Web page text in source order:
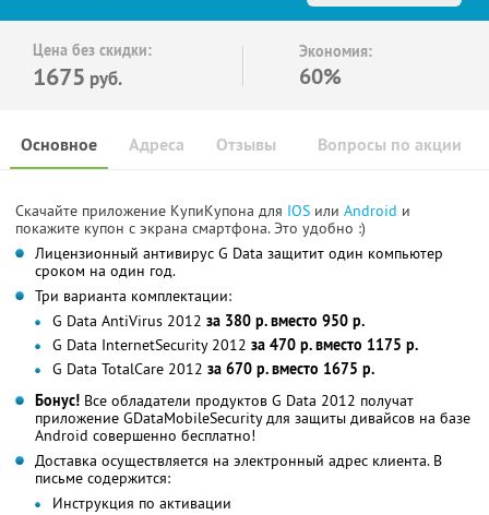
Цена без скидки:
1675 руб.
Экономия:
60%
Основное Отзывы Вопросы по акции
Адреса
Скачайте приложение КупиКупона для IOS или Android и
покажите купон с экрана смартфона. Это удобно :)
Лицензионный антивирус G Data защитит один компьютер
сроком на один год.
Три варианта комплектации:
G Data AntiVirus 2012 за 380 р. вместо 950 р.
G Data InternetSecurity 2012 за 470 р. вместо 1175 р.
G Data TotalCare 2012 за 670 р. вместо 1675 р.
Бонус! Все обладатели продуктов G Data 2012 получат
приложение GDataMobileSecurity для защиты дивайсов на базе
Android совершенно бесплатно!
Доставка осуществляется на электронный адрес клиента. В
письме содержится:
Инструкция по активации